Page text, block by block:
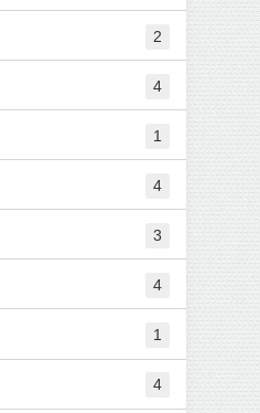
2
4
1
4
3
4
1
4